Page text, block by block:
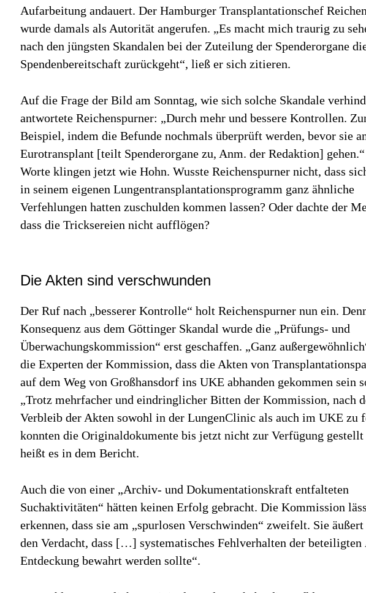
Aufarbeitung andauert. Der Hamburger Transplantationschef
wurde damals als Autorität angerufen. „Es macht mich traurig zu
nach den jüngsten Skandalen bei der Zuteilung der Spenderorgane
Spendenbereitschaft zurückgeht“, ließ er sich zitieren.
Auf die Frage der Bild am Sonntag, wie sich solche Skandale
antwortete Reichenspurner: „Durch mehr und bessere Kontrollen.
Beispiel, indem die Befunde nochmals überprüft werden, bevor sie
Eurotransplant [teilt Spenderorgane zu, Anm. der Redaktion]
Worte klingen jetzt wie Hohn. Wusste Reichenspurner nicht, dass
in seinem eigenen Lungentransplantationsprogramm ganz ähnliche
Verfehlungen hatten zuschulden kommen lassen? Oder dachte der
dass die Tricksereien nicht aufflögen?
Die Akten sind verschwunden
Der Ruf nach „besserer Kontrolle“ holt Reichenspurner nun ein.
Konsequenz aus dem Göttinger Skandal wurde die „Prüfungs- und
Überwachungskommission“ erst geschaffen. „Ganz
die Experten der Kommission, dass die Akten von
auf dem Weg von Großhansdorf ins UKE abhanden gekommen sein
„Trotz mehrfacher und eindringlicher Bitten der Kommission, nach
Verbleib der Akten sowohl in der LungenClinic als auch im UKE zu
konnten die Originaldokumente bis jetzt nicht zur Verfügung gestellt
heißt es in dem Bericht.
Auch die von einer „Archiv- und Dokumentationskraft entfalteten
Suchaktivitäten“ hätten keinen Erfolg gebracht. Die Kommission
erkennen, dass sie am „spurlosen Verschwinden“ zweifelt. Sie
den Verdacht, dass […] systematisches Fehlverhalten der
Entdeckung bewahrt werden sollte“.